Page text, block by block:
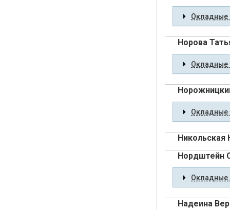
Окладные
Норова
Окладные
Окладные
Никольская
Нордштейн
Окладные
Надеина